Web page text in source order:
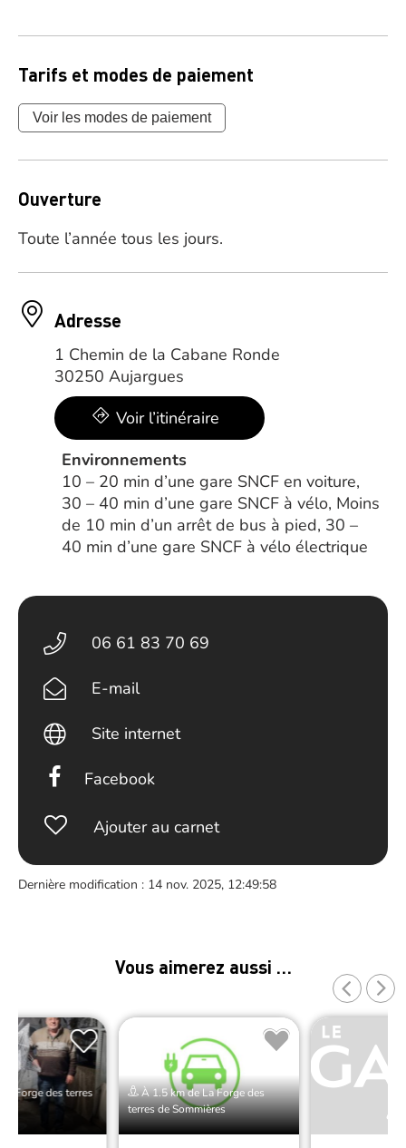
Tarifs et modes de paiement
Voir les modes de paiement
Ouverture
Toute l’année tous les jours.
Adresse
1 Chemin de la Cabane Ronde
30250 Aujargues
Voir l’itinéraire
Environnements
10 – 20 min d’une gare SNCF en voiture,
30 – 40 min d’une gare SNCF à vélo, Moins
de 10 min d’un arrêt de bus à pied, 30 –
40 min d’une gare SNCF à vélo électrique
06 61 83 70 69
E-mail
Site internet
Facebook
Ajouter au carnet
Dernière modification : 14 nov. 2025, 12:49:58
Vous aimerez aussi …
Forge des terres
À 1.5 km de La Forge des
terres de Sommières